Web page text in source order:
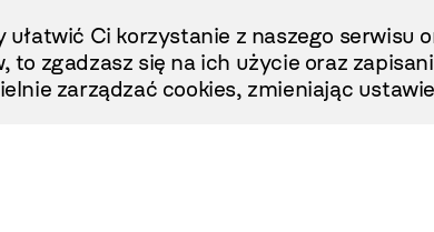
ułatwić Ci korzystanie z naszego serwisu
to zgadzasz się na ich użycie oraz
zarządzać cookies, zmieniając